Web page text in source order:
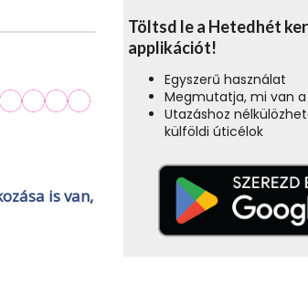
is van,
Töltsd le a Hetedhét
applikációt!
Egyszerű használat
Megmutatja, mi van a
Utazáshoz
külföldi úticélok